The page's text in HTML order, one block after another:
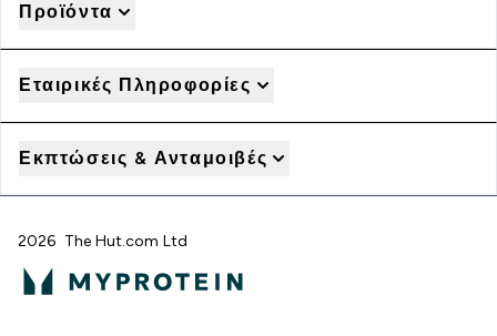
Προϊόντα
Εταιρικές Πληροφορίες
Εκπτώσεις & Ανταμοιβές
2026 The Hut.com Ltd